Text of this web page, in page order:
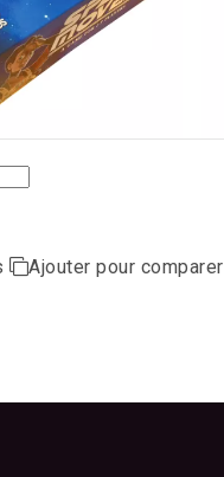
Ajouter pour comparer